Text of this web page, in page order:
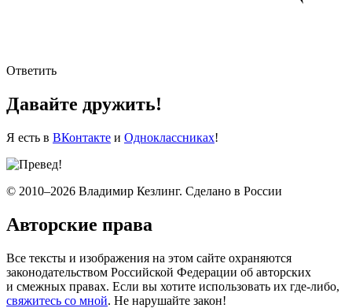
Ответить
Давайте дружить!
Я есть в ВКонтакте и Одноклассниках!
© 2010–2026 Владимир Кезлинг. Сделано в России
Авторские права
Все тексты и изображения на этом сайте охраняются
законодательством Российской Федерации об авторских
и смежных правах. Если вы хотите использовать их где-либо,
свяжитесь со мной. Не нарушайте закон!